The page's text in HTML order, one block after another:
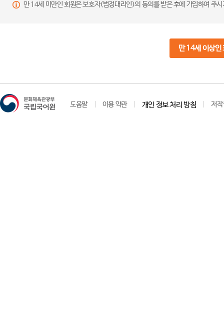
만 14세 미만인 회원은 보호자(법정대리인)의 동의를 받은 후에 가입하여 주
만 14세 이상인
도움말 이용 약관 개인 정보 처리 방침 저